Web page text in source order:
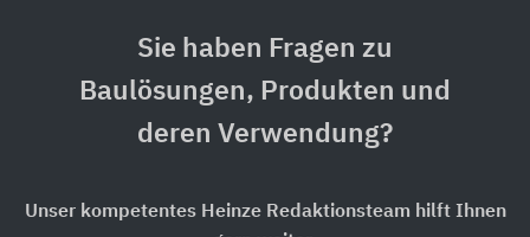
Sie haben Fragen zu
Baulösungen, Produkten und
deren Verwendung?
Unser kompetentes Heinze Redaktionsteam hilft Ihnen